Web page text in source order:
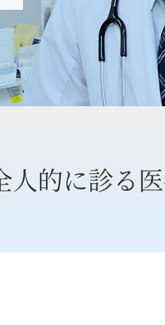
人的に診る